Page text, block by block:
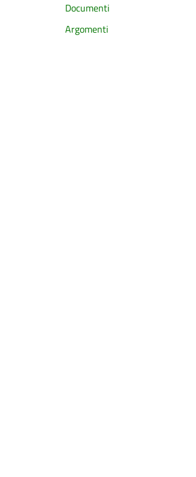
Documenti
Argomenti